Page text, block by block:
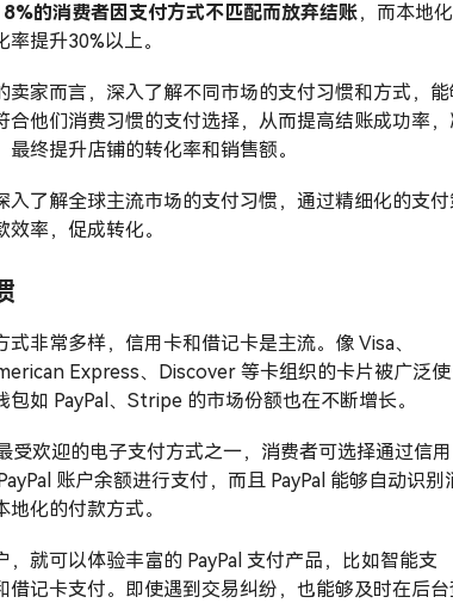
的消费者因支付方式不匹配而放弃结账，而本地化
提升30%以上。
卖家而言，深入了解不同市场的支付习惯和方式，
合他们消费习惯的支付选择，从而提高结账成功率
最终提升店铺的转化率和销售额。
入了解全球主流市场的支付习惯，通过精细化的支
率，促成转化。
式非常多样，信用卡和借记卡是主流。像 Visa、
Express、Discover 等卡组织的卡片被广泛使
包如 PayPal、Stripe 的市场份额也在不断增长。
受欢迎的电子支付方式之一，消费者可选择通过信用
账户余额进行支付，而且 PayPal 能够自动识别
化的付款方式。
，就可以体验丰富的 PayPal 支付产品，比如智能支
借记卡支付。即使遇到交易纠纷，也能够及时在后